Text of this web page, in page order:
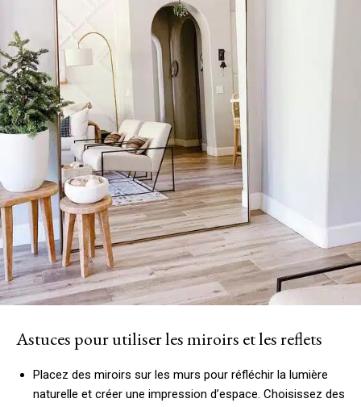
Astuces pour utiliser les miroirs et les reflets
Placez des miroirs sur les murs pour réfléchir la lumière
naturelle et créer une impression d’espace. Choisissez des